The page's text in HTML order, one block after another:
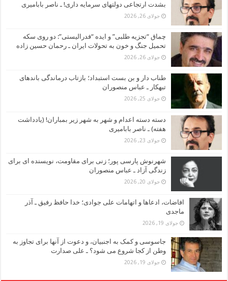
بشدت ارتجاعی دولتهای سرمایه داری! ـ ناصر بابامیری
جولای 26, 2026
چماق “تجزیه طلبی” و ایده “فدرالیستی”: دو روی سکه
تحمیل جنگ و خون به تحولات ایران ـ رحمان حسین زاده
جولای 26, 2026
طناب دار و بن بست استبداد؛ بازتاب درماندگی باندهای
تبهکار ـ عباس منصوران
جولای 25, 2026
دسته دسته اعدام و شهر به شهر زیر بمباران! (یادداشت
هفته) ـ ناصر بابامیری
جولای 23, 2026
شهرنوش پارسی پور؛ زنی برای مقاومت، نویسنده ای برای
زندگی آزاد ـ عباس منصوران
جولای 20, 2026
افاضات، ادعاها و اتهامات علی جوادی؛ خدا حافظ رفیق ـ آذر
ماجدی
جولای 19, 2026
جاسوسی و کمک به اجنبیان، و دعوت از آنها برای تجاوز به
وطن از کجا شروع می شود؟ ـ علی صدارت
جولای 19, 2026